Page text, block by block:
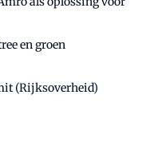
en groen
(Rijksoverheid)